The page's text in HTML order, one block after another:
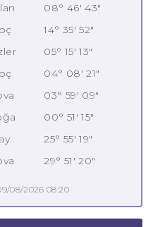
08° 46' 43"
14° 35' 52"
05° 15' 13"
04° 08' 21"
03° 59' 09"
00° 51' 15"
25° 55' 19"
29° 51' 20"
08/2026 08:20